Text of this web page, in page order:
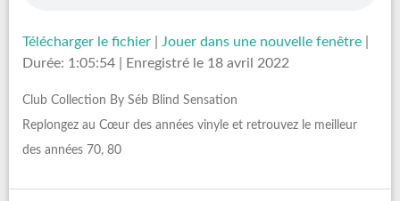
Télécharger le fichier Jouer dans une nouvelle fenêtre
Durée: 1:05:54
Enregistré le 18 avril 2022
Club Collection By Séb Blind Sensation
Replongez au Cœur des années vinyle et retrouvez le meilleur
des années 70, 80